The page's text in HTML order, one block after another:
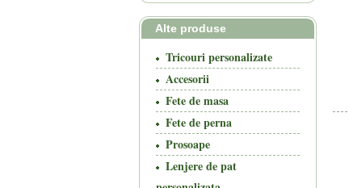
Alte produse
Tricouri personalizate
Accesorii
Fete de masa
Fete de perna
Prosoape
Lenjere de pat